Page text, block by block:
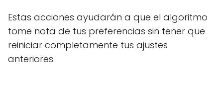
Estas acciones ayudarán a que el algoritmo
tome nota de tus preferencias sin tener que
reiniciar completamente tus ajustes
anteriores.